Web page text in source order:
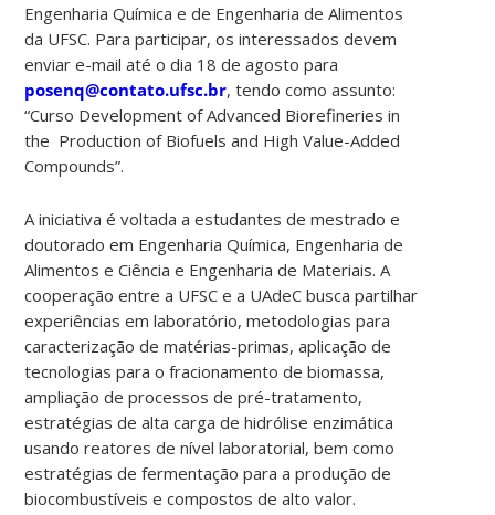
Engenharia Química e de Engenharia de Alimentos
da UFSC. Para participar, os interessados devem
enviar e-mail até o dia 18 de agosto para
posenq@contato.ufsc.br, tendo como assunto:
“Curso Development of Advanced Biorefineries in
the Production of Biofuels and High Value-Added
Compounds”.
A iniciativa é voltada a estudantes de mestrado e
doutorado em Engenharia Química, Engenharia de
Alimentos e Ciência e Engenharia de Materiais. A
cooperação entre a UFSC e a UAdeC busca partilhar
experiências em laboratório, metodologias para
caracterização de matérias-primas, aplicação de
tecnologias para o fracionamento de biomassa,
ampliação de processos de pré-tratamento,
estratégias de alta carga de hidrólise enzimática
usando reatores de nível laboratorial, bem como
estratégias de fermentação para a produção de
biocombustíveis e compostos de alto valor.